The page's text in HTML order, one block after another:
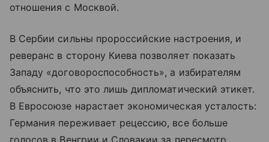
отношения с Москвой.
В Сербии сильны пророссийские настроения, и
реверанс в сторону Киева позволяет показать
Западу «договороспособность», а избирателям
объяснить, что это лишь дипломатический этикет.
В Евросоюзе нарастает экономическая усталость:
Германия переживает рецессию, все больше